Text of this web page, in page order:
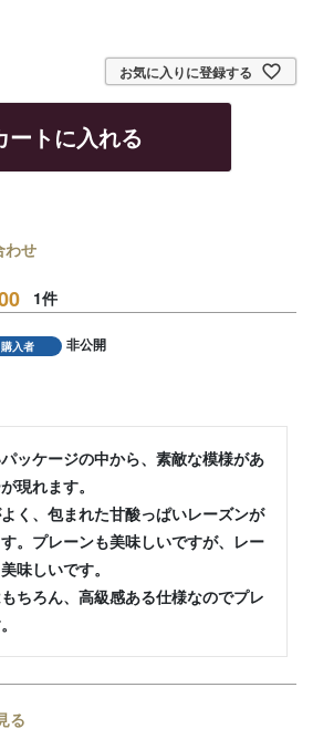
お気に入りに登録する
ートに入れる
わせ
1
購入者
非公開
ッケージの中から、素敵な模様があ
現れます。
く、包まれた甘酸っぱいレーズンが
。プレーンも美味しいですが、レー
味しいです。
ちろん、高級感ある仕様なのでプレ
る